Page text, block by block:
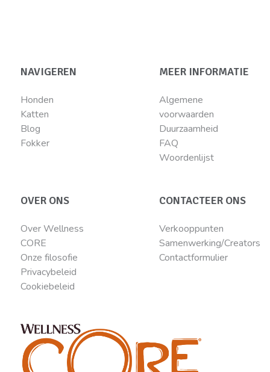
NAVIGEREN
Honden
Katten
Blog
Fokker
MEER INFORMATIE
Algemene
voorwaarden
Duurzaamheid
FAQ
Woordenlijst
OVER ONS
Over Wellness
CORE
Onze filosofie
Privacybeleid
Cookiebeleid
CONTACTEER ONS
Verkooppunten
Samenwerking/Creators
Contactformulier